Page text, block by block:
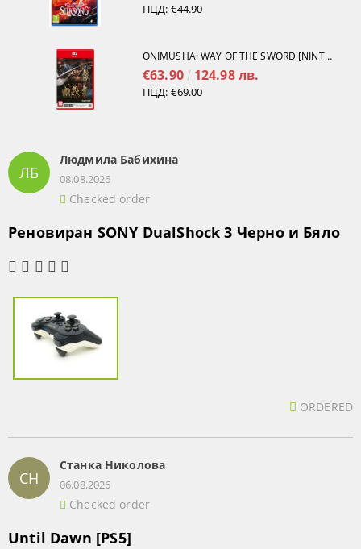
ПЦД: €44.90
ONIMUSHA: WAY OF THE SWORD [NINTENDO SWITCH 2]
€63.90 124.98 лв.
ПЦД: €69.00
ЛБ
Людмила Бабихина
08.08.2026
Checked order
Реновиран SONY DualShock 3 Черно и Бяло
ORDERED
СН
Станка Николова
06.08.2026
Checked order
Until Dawn [PS5]